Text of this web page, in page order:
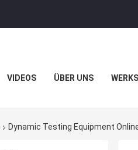
VIDEOS ÜBER UNS
Dynamic Testing Equipment